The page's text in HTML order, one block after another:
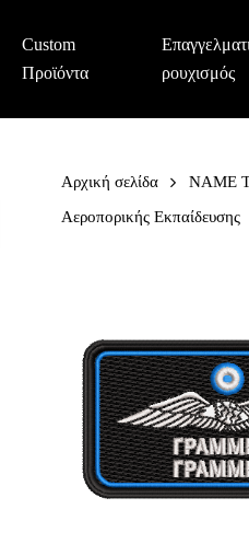
Custom
Προϊόντα
ρουχισμός
Αρχική σελίδα NAME
Αεροπορικής Εκπαίδευσης